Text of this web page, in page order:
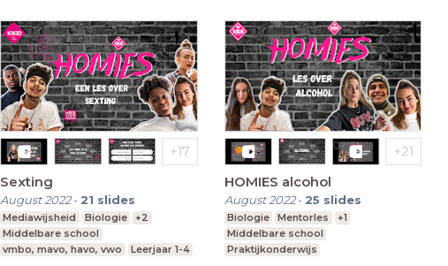
Sexting
August 2022- 21 slides
Mediawijsheid Biologie
+2
Middelbare school
vmbo, mavo, havo, vwo
Leerjaar 1-4
HOMIES alcohol
August 2022- 25 slides
Biologie Mentorles
+1
Middelbare school
Praktijkonderwijs